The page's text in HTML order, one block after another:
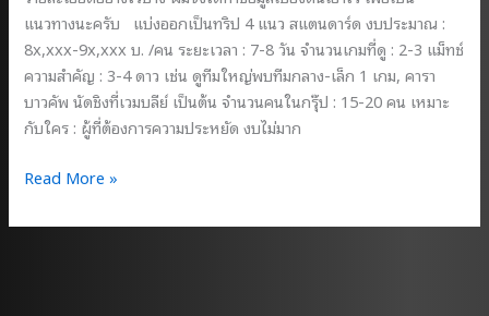
แนวทางนะครับ แบ่งออกเป็นทริป 4 แนว สแตนดาร์ด งบประมาณ :
8x,xxx-9x,xxx บ. /คน ระยะเวลา : 7-8 วัน จำนวนเกมที่ดู : 2-3 แม็ทช์
ความสำคัญ : 3-4 ดาว เช่น ดูทีมใหญ่พบทีมกลาง-เล็ก 1 เกม, คารา
บาวคัพ นัดชิงที่เวมบลีย์ เป็นต้น จำนวนคนในกรุ๊ป : 15-20 คน เหมาะ
กับใคร : ผู้ที่ต้องการความประหยัด งบไม่มาก
ทัวร์
ดู
Read More »